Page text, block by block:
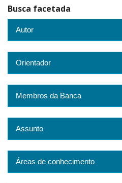
Busca facetada
Autor
Orientador
Membros da Banca
Assunto
Áreas de conhecimento